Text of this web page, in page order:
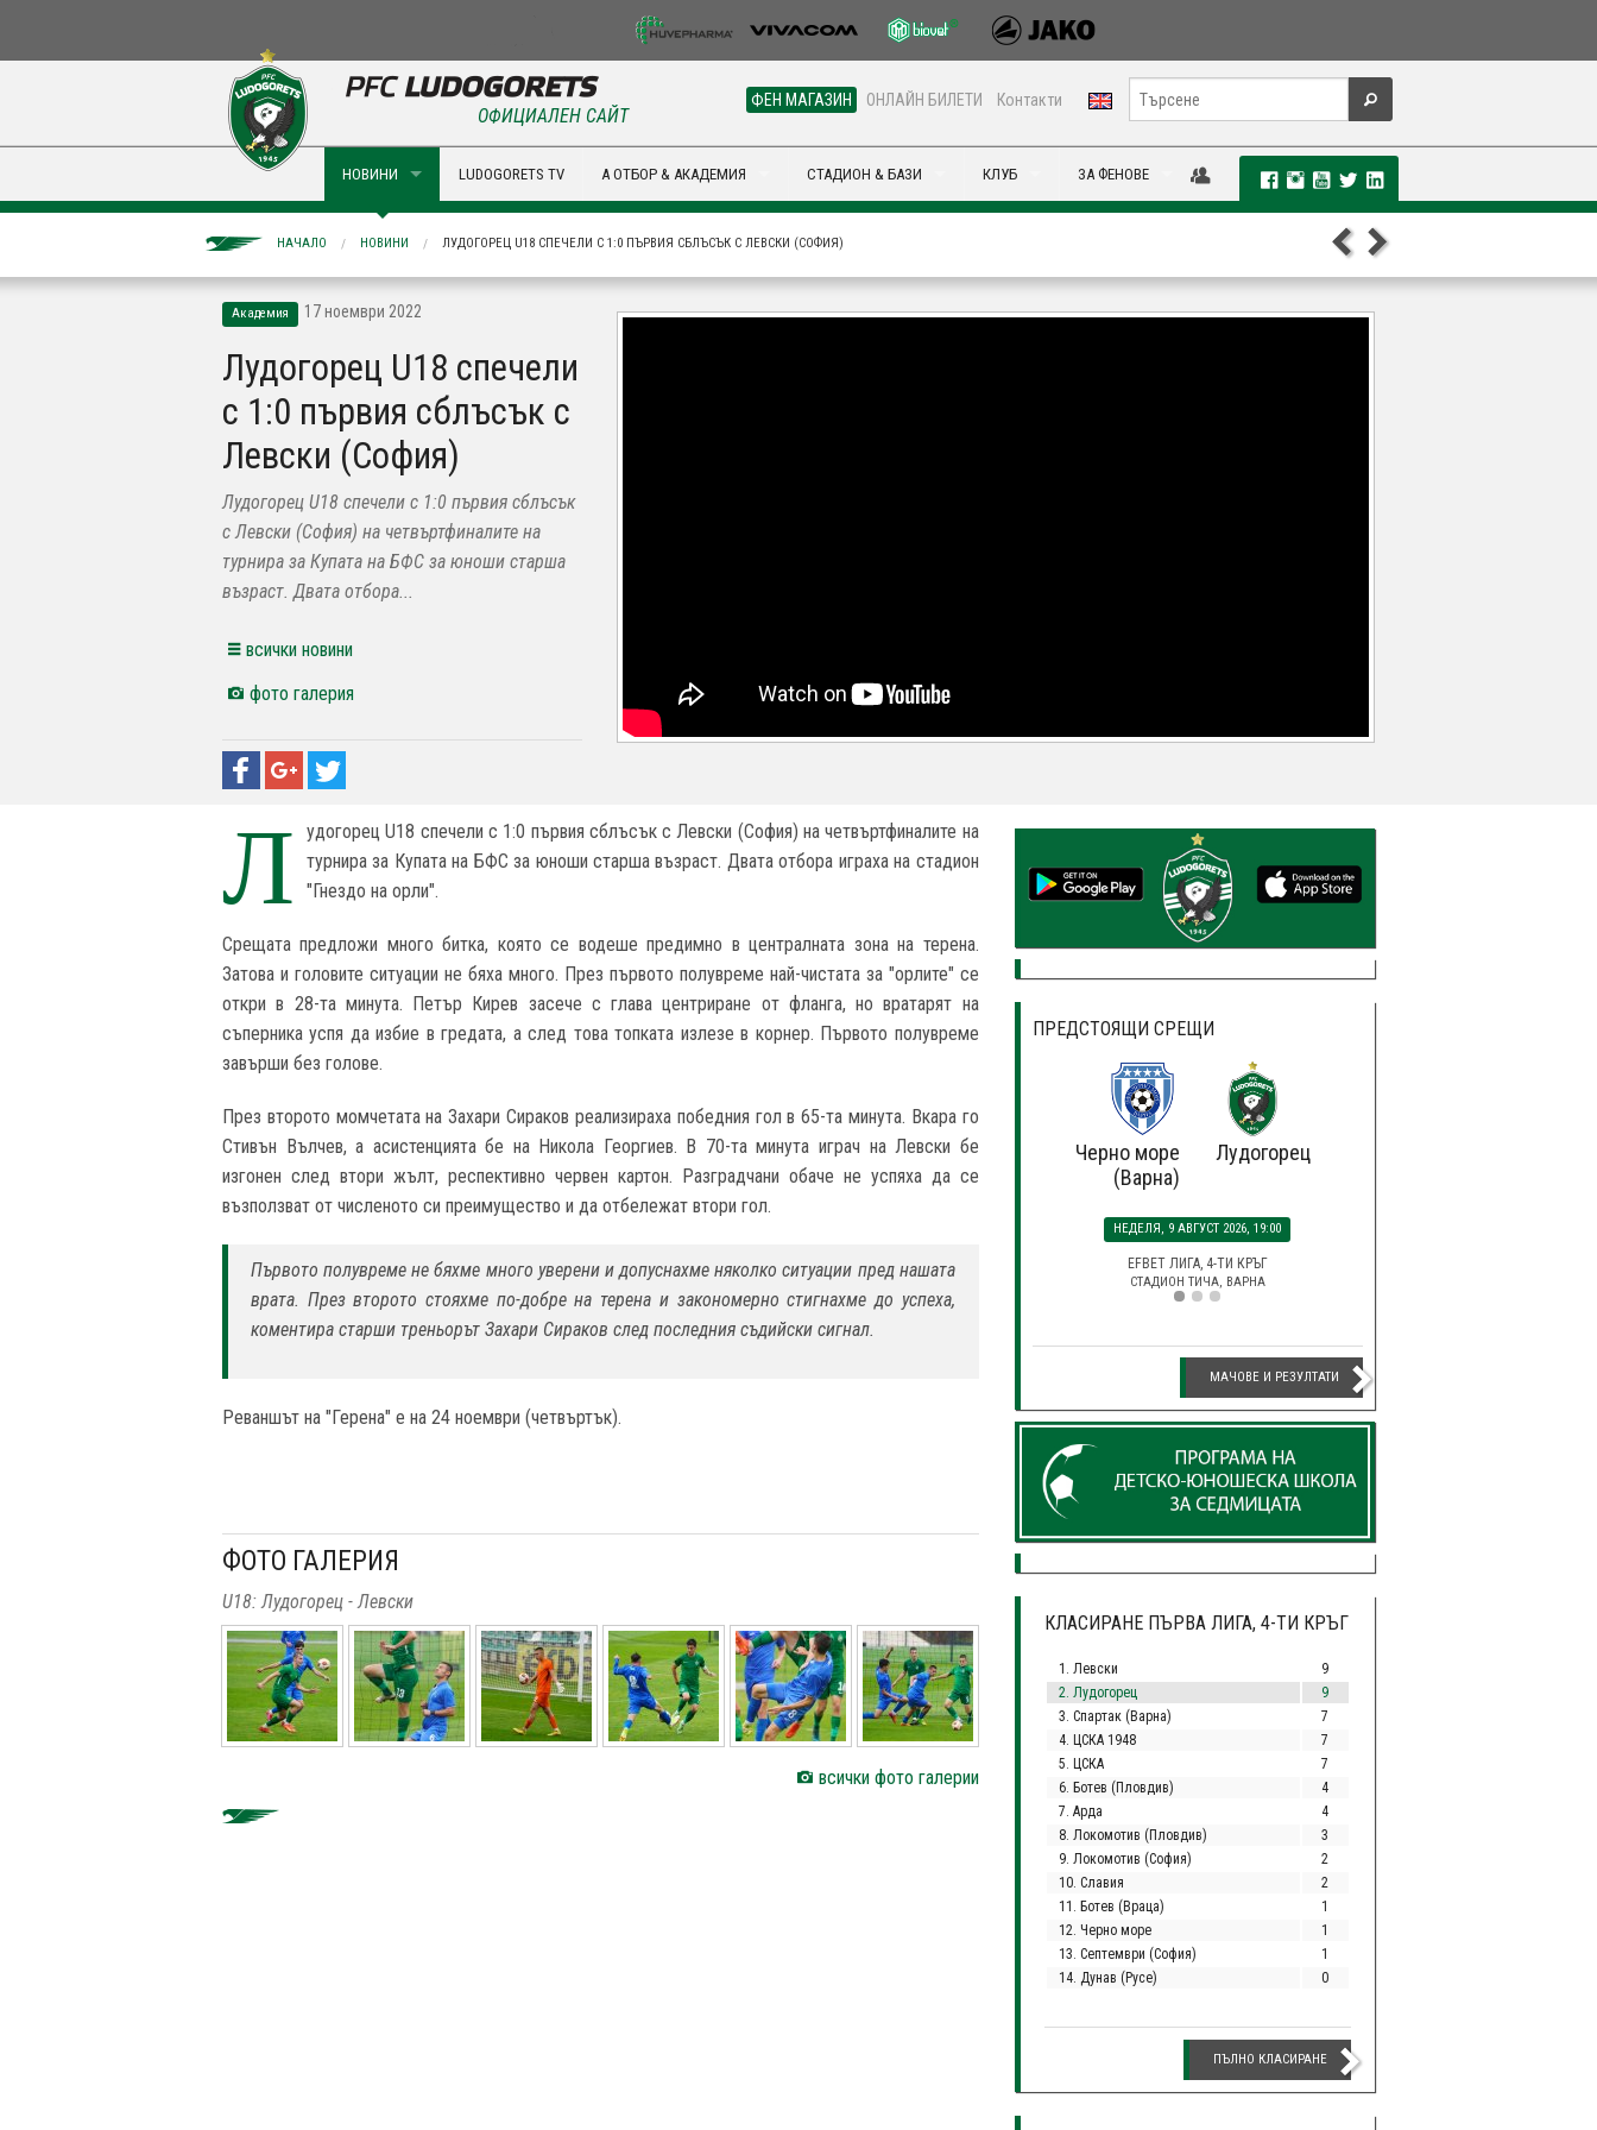
ФЕН МАГАЗИН ОНЛАЙН БИЛЕТИ Контакти
ОФИЦИАЛЕН САЙТ
НОВИНИ LUDOGORETS TV А ОТБОР & АКАДЕМИЯ СТАДИОН & БАЗИ КЛУБ ЗА ФЕНОВЕ
НАЧАЛО НОВИНИ ЛУДОГОРЕЦ U18 СПЕЧЕЛИ С 1:0 ПЪРВИЯ СБЛЪСЪК С ЛЕВСКИ (СОФИЯ)
Академия 17 ноември 2022
Лудогорец U18 спечели
с 1:0 първия сблъсък с
Левски (София)
Лудогорец U18 спечели с 1:0 първия сблъсък
с Левски (София) на четвъртфиналите на
турнира за Купата на БФС за юноши старша
възраст. Двата отбора...
всички новини
фото галерия
Л
удогорец U18 спечели с 1:0 първия сблъсък с Левски (София) на четвъртфиналите на
турнира за Купата на БФС за юноши старша възраст. Двата отбора играха на стадион
"Гнездо на орли".
Срещата предложи много битка, която се водеше предимно в централната зона на терена.
Затова и головите ситуации не бяха много. През първото полувреме най-чистата за "орлите" се
откри в 28-та минута. Петър Кирев засече с глава центриране от фланга, но вратарят на
съперника успя да избие в гредата, а след това топката излезе в корнер. Първото полувреме
завърши без голове.
През второто момчетата на Захари Сираков реализираха победния гол в 65-та минута. Вкара го
Стивън Вълчев, а асистенцията бе на Никола Георгиев. В 70-та минута играч на Левски бе
изгонен след втори жълт, респективно червен картон. Разградчани обаче не успяха да се
възползват от численото си преимущество и да отбележат втори гол.
Първото полувреме не бяхме много уверени и допуснахме няколко ситуации пред нашата
врата. През второто стояхме по-добре на терена и закономерно стигнахме до успеха,
коментира старши треньорът Захари Сираков след последния съдийски сигнал.
Реваншът на "Герена" е на 24 ноември (четвъртък).
ФОТО ГАЛЕРИЯ
U18: Лудогорец - Левски
всички фото галерии
ПРЕДСТОЯЩИ СРЕЩИ
Черно море
(Варна)
Лудогорец
НЕДЕЛЯ, 9 АВГУСТ 2026, 19:00
EFBET ЛИГА, 4-ТИ КРЪГ
СТАДИОН ТИЧА, ВАРНА
МАЧОВЕ И РЕЗУЛТАТИ
КЛАСИРАНЕ ПЪРВА ЛИГА, 4-ТИ КРЪГ
1. Левски
9
2. Лудогорец
9
3. Спартак (Варна)
7
4. ЦСКА 1948
7
5. ЦСКА
7
6. Ботев (Пловдив)
4
7. Арда
4
8. Локомотив (Пловдив)
3
9. Локомотив (София)
2
10. Славия
2
11. Ботев (Враца)
1
12. Черно море
1
13. Септември (София)
1
14. Дунав (Русе)
0
ПЪЛНО КЛАСИРАНЕ